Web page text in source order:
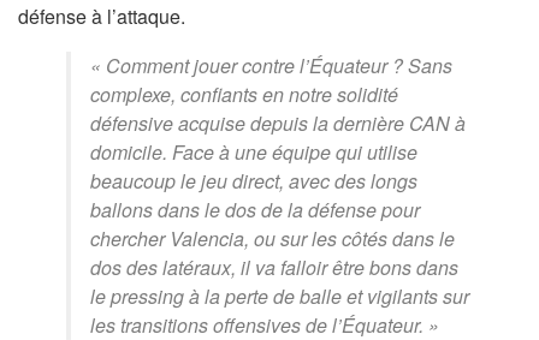
défense à l’attaque.
« Comment jouer contre l’Équateur ? Sans
complexe, confiants en notre solidité
défensive acquise depuis la dernière CAN à
domicile. Face à une équipe qui utilise
beaucoup le jeu direct, avec des longs
ballons dans le dos de la défense pour
chercher Valencia, ou sur les côtés dans le
dos des latéraux, il va falloir être bons dans
le pressing à la perte de balle et vigilants sur
les transitions offensives de l’Équateur. »